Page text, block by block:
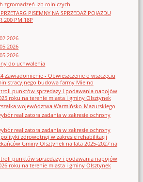
zgromadzeń izb rolniczych
PISEMNY NA SPRZEDAŻ POJAZDU
200 PM 18P
do uchwalenia
Zawiadomienie - Obwieszczenie o wszczęciu
budowa farmy Mielno
punktów sprzedaży i podawania napojów
roku na terenie miasta i gminy Olsztynek
województwa Warmińsko-Mazurskiego
realizatora zadania w zakresie ochrony
realizatora zadania w zakresie ochrony
zdrowotnej w zakresie rehabilitacji
Gminy Olsztynek na lata 2025-2027 na
punktów sprzedaży i podawania napojów
roku na terenie miasta i gminy Olsztynek